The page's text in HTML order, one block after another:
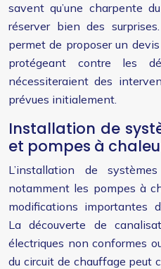
savent qu’une charpente
réserver bien des
permet de proposer un
protégeant contre les
nécessiteraient des
prévues initialement.
Installation de
et pompes à
L’installation de
notamment les pompes à
modifications importantes
La découverte de
électriques non conformes
du circuit de chauffage peut